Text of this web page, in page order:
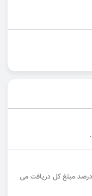
در صورت کنسلی غیر از ایام تعطیلات ۲۰ درصد مبلغ کل دریافت می